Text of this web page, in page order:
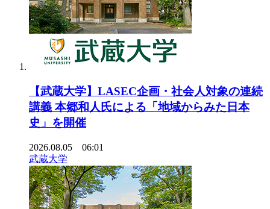
【武蔵大学】LASEC企画・社会人対象の連続
講義 本郷和人氏による「地域からみた日本
史」を開催
2026.08.05 06:01
武蔵大学